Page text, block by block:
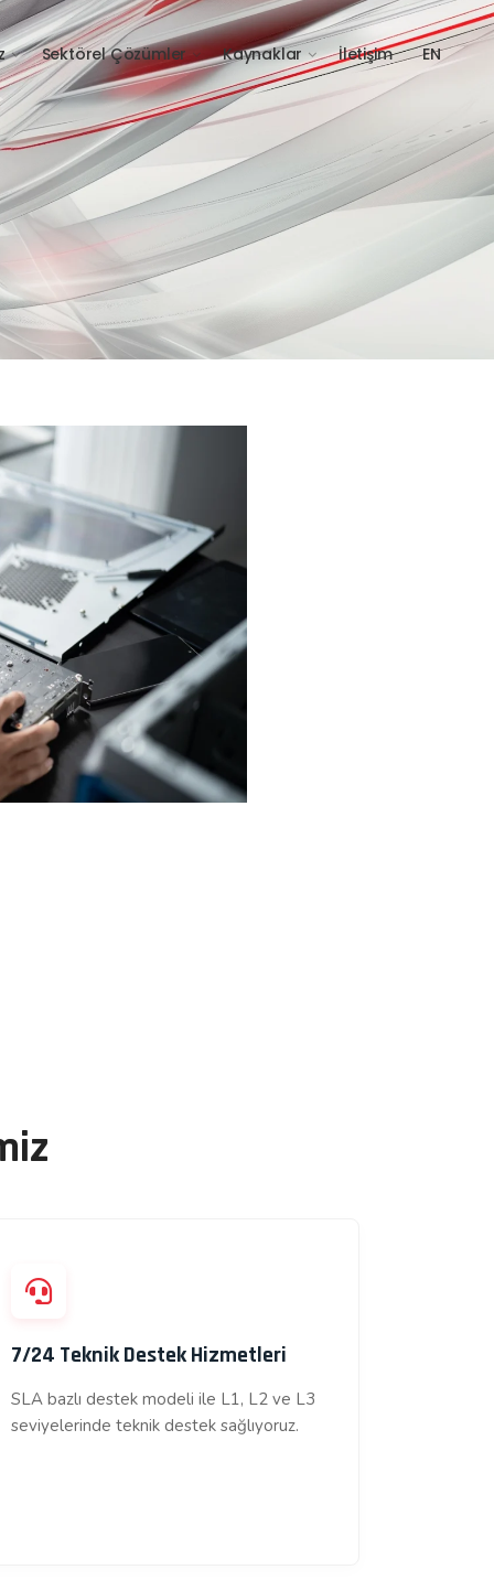
Sektörel Çözümler Kaynaklar İletişim EN
7/24 Teknik Destek Hizmetleri
SLA bazlı destek modeli ile L1, L2 ve L3
seviyelerinde teknik destek sağlıyoruz.